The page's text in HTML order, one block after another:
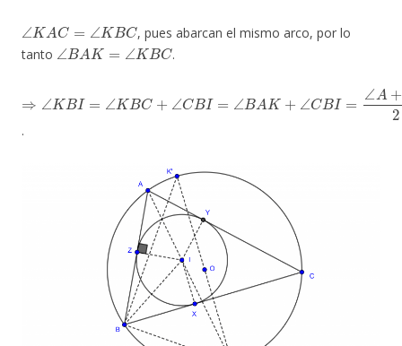
∠KAC= BC
, pues abarcan el mismo arco, por lo
tanto
∠B AK=∠KBC
.
KBI=∠ C+∠ C ∠BAK CB I=∠ ∠B2
.